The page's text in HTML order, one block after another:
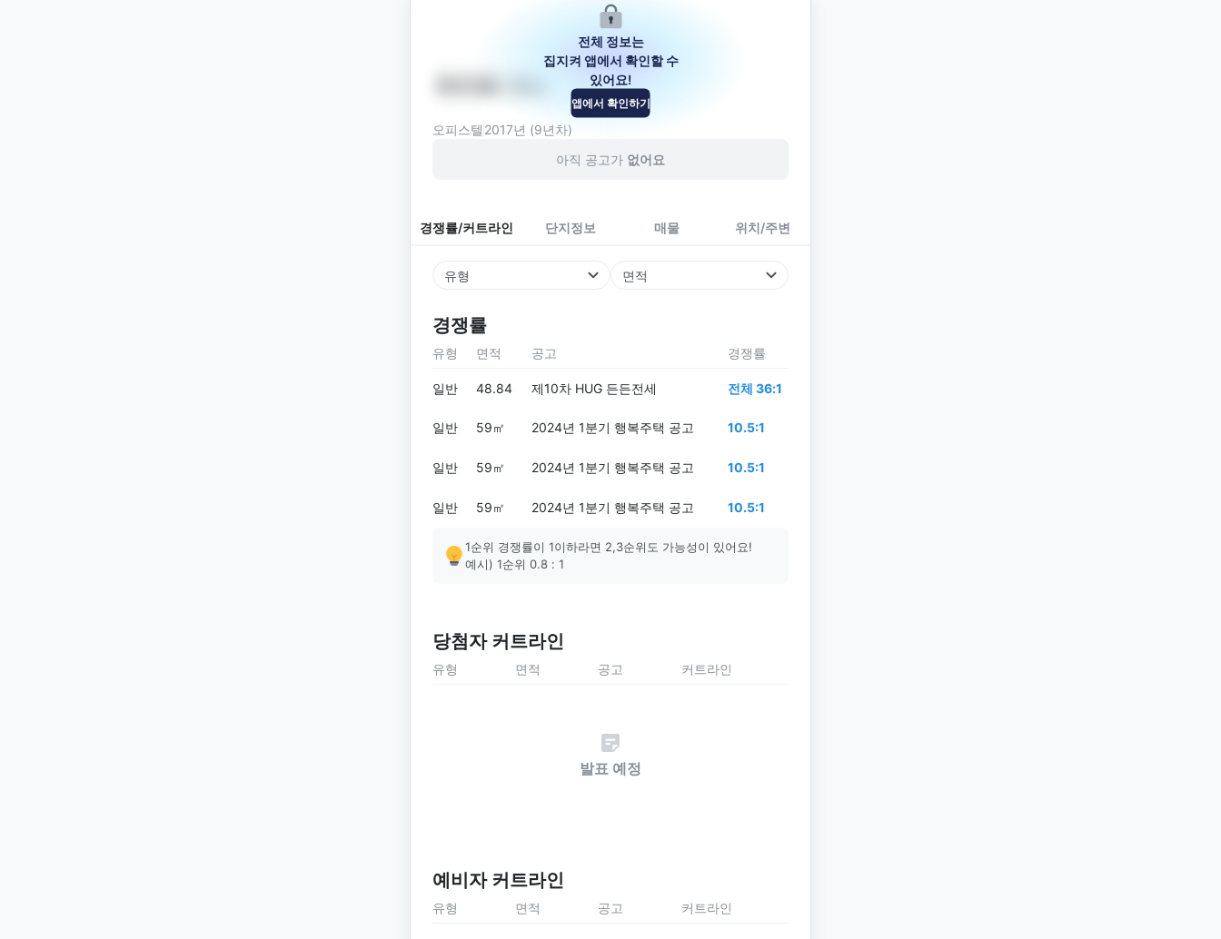
서울특별시 영등포구 영신로43길 16-14
오피스텔 2017년 (9년차)
아직 공고가 없어요
경쟁률/커트라인 단지정보 매물 위치/주변
유형 면적
경쟁률
전체 정보는
집지켜 앱에서 확인할 수
있어요!
앱에서 확인하기
유형 면적 공고 경쟁률
일반 48.84 제10차 HUG 든든전세 전체 36:1
일반 59㎡ 2024년 1분기 행복주택 공고 10.5:1
일반 59㎡ 2024년 1분기 행복주택 공고 10.5:1
일반 59㎡ 2024년 1분기 행복주택 공고 10.5:1
1순위 경쟁률이 1이하라면 2,3순위도 가능성이 있어요!
예시) 1순위 0.8 : 1
당첨자 커트라인
유형 면적 공고 커트라인
발표 예정
예비자 커트라인
유형 면적 공고 커트라인